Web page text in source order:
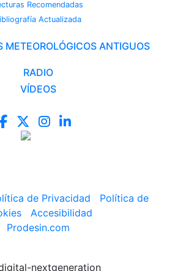
Recomendadas
Actualizada
METEOROLÓGICOS ANTIGUOS
RADIO
VÍDEOS
de Privacidad
Política de
Accesibilidad
Prodesin.com